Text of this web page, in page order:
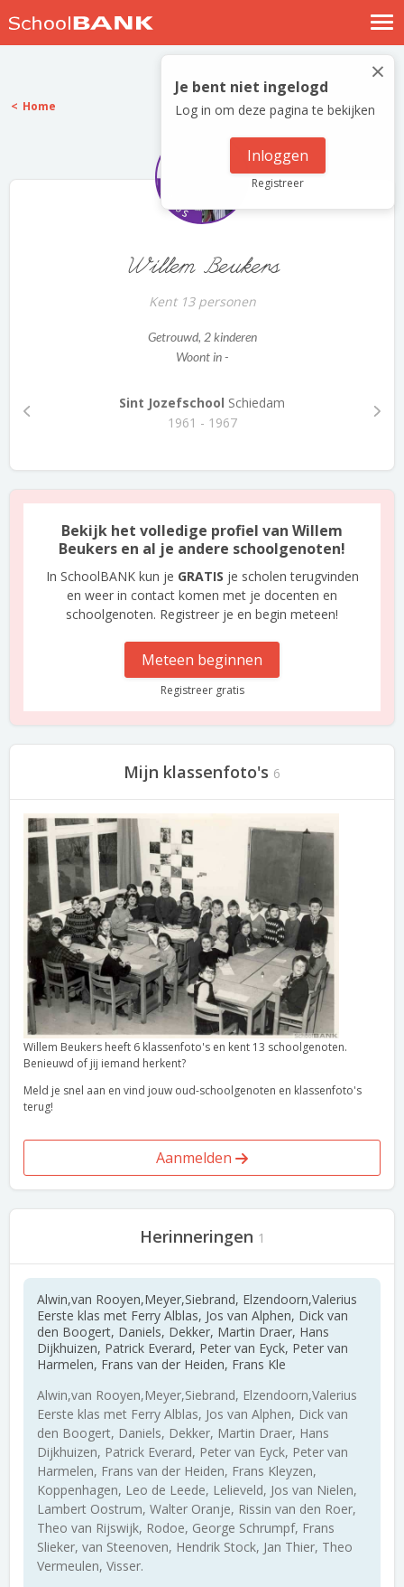
Nostalgische verhalen
Log in
Meld je gratis aan
×
Je bent niet ingelogd
Log in om deze pagina te bekijken
Inloggen
Registreer
Home
Willem Beukers
Kent 13 personen
Getrouwd, 2 kinderen
Woont in -
Sint Jozefschool Schiedam
1961 - 1967
Bekijk het volledige profiel van Willem
Beukers en al je andere schoolgenoten!
In SchoolBANK kun je GRATIS je scholen terugvinden
en weer in contact komen met je docenten en
schoolgenoten. Registreer je en begin meteen!
Meteen beginnen
Registreer gratis
Mijn klassenfoto's 6
Willem Beukers heeft 6 klassenfoto's en kent 13 schoolgenoten.
Benieuwd of jij iemand herkent?
Meld je snel aan en vind jouw oud-schoolgenoten en klassenfoto's
terug!
Aanmelden
Herinneringen 1
Alwin,van Rooyen,Meyer,Siebrand, Elzendoorn,Valerius
Eerste klas met Ferry Alblas, Jos van Alphen, Dick van
den Boogert, Daniels, Dekker, Martin Draer, Hans
Dijkhuizen, Patrick Everard, Peter van Eyck, Peter van
Harmelen, Frans van der Heiden, Frans Kle
Alwin,van Rooyen,Meyer,Siebrand, Elzendoorn,Valerius
Eerste klas met Ferry Alblas, Jos van Alphen, Dick van
den Boogert, Daniels, Dekker, Martin Draer, Hans
Dijkhuizen, Patrick Everard, Peter van Eyck, Peter van
Harmelen, Frans van der Heiden, Frans Kleyzen,
Koppenhagen, Leo de Leede, Lelieveld, Jos van Nielen,
Lambert Oostrum, Walter Oranje, Rissin van den Roer,
Theo van Rijswijk, Rodoe, George Schrumpf, Frans
Slieker, van Steenoven, Hendrik Stock, Jan Thier, Theo
Vermeulen, Visser.